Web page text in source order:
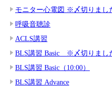
モニター心電図 ※〆切りまし
呼吸音聴診
ACLS講習
BLS講習 Basic ※〆切りまし
BLS講習 Basic（10:00）
BLS講習 Advance